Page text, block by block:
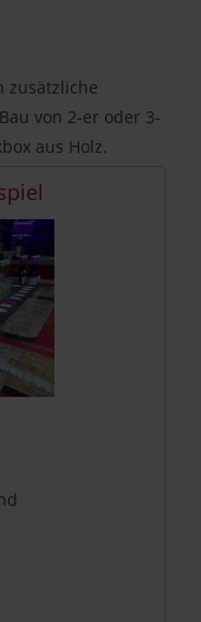
zusätzliche
von 2-er oder 3-
aus Holz.